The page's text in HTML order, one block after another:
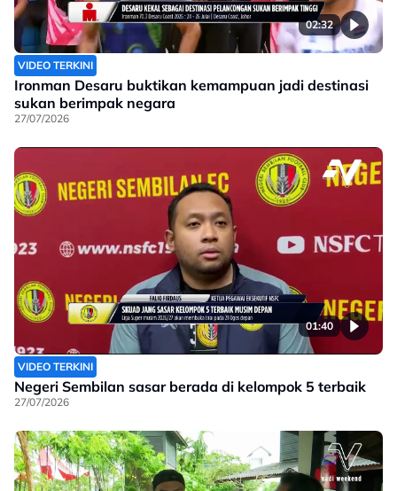
02:32
VIDEO TERKINI
Ironman Desaru buktikan kemampuan jadi destinasi
sukan berimpak negara
27/07/2026
01:40
VIDEO TERKINI
Negeri Sembilan sasar berada di kelompok 5 terbaik
27/07/2026